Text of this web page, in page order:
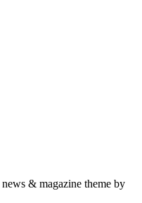
& magazine theme by